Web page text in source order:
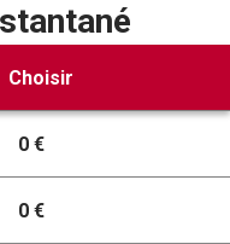
Choisir
0 €
0 €